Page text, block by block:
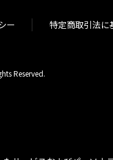
ー 特定商取引法に
Reserved.